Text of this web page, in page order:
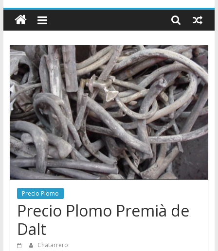
Chatarreros
–
Precio
de
Chatarra
Directorio
de
Chatarreros
para
vender
Chatarra
Precio Plomo
Precio Plomo Premià de
Dalt
Chatarrero